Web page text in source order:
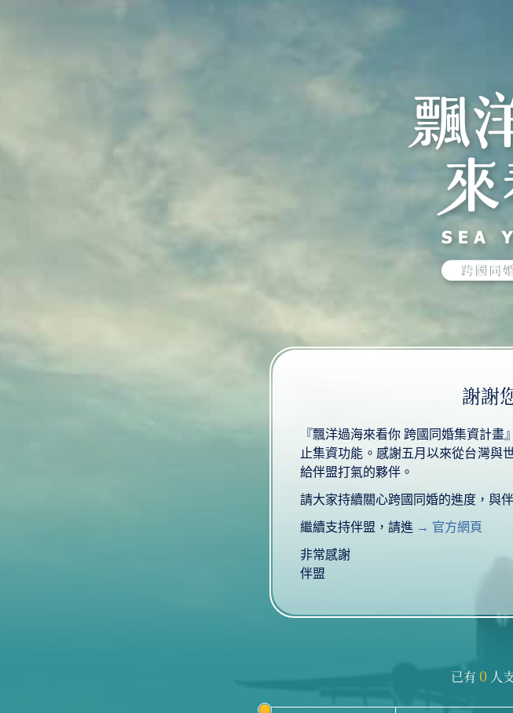
謝謝
『飄洋過海來看你 跨國同婚集資計
止集資功能。感謝五月以來從台灣與
給伴盟打氣的夥伴。
請大家持續關心跨國同婚的進度，與
繼續支持伴盟，請進 → 官方網頁
非常感謝
伴盟
已有 0 人